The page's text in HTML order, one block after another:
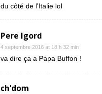
du côté de l’Italie lol
Pere Igord
4 septembre 2016 at 18 h 32 min
va dire ça a Papa Buffon !
ch'dom